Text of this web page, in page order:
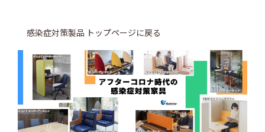
感染症対策製品 トップページに戻る